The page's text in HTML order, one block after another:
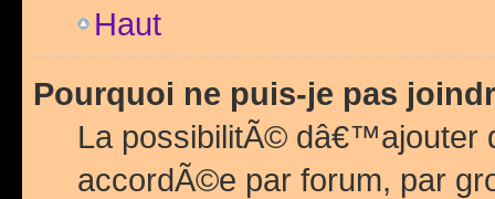
Haut
Pourquoi ne puis-je pas
La possibilitÃ© dâ€™ajouter
accordÃ©e par forum, par